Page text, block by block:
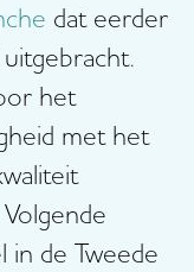
dat eerder
het
met het
de Tweede